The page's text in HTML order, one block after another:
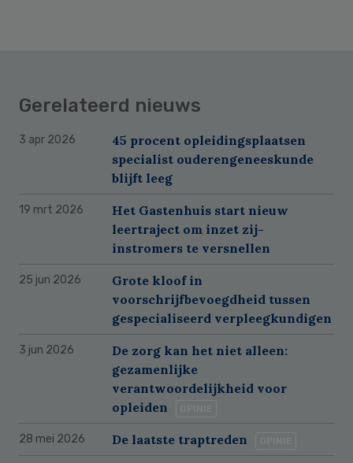
Gerelateerd nieuws
3 apr 2026
45 procent opleidingsplaatsen
specialist ouderengeneeskunde
blijft leeg
19 mrt 2026
Het Gastenhuis start nieuw
leertraject om inzet zij-
instromers te versnellen
25 jun 2026
Grote kloof in
voorschrijfbevoegdheid tussen
gespecialiseerd verpleegkundigen
3 jun 2026
De zorg kan het niet alleen:
gezamenlijke
verantwoordelijkheid voor
opleiden
28 mei 2026 De laatste traptreden